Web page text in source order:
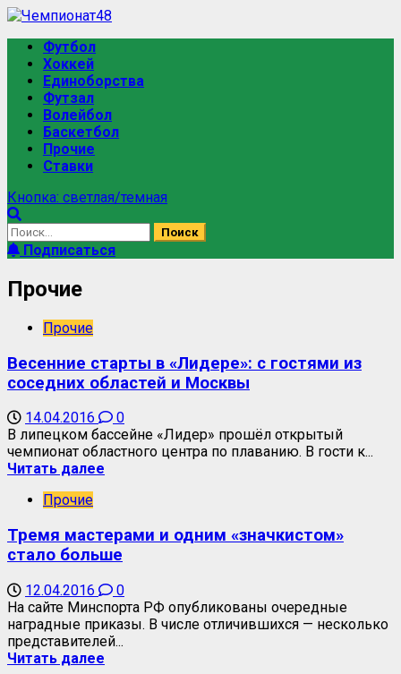
Перейти
содержимому
Основное
меню
Футбол
Хоккей
Единоборства
Футзал
Волейбол
Баскетбол
Прочие
Ставки
Кнопка: светлая/темная
Найти:
Подписаться
Прочие
Прочие
Весенние старты в «Лидере»: с гостями из
соседних областей и Москвы
14.04.2016
0
В липецком бассейне «Лидер» прошёл открытый
чемпионат областного центра по плаванию. В гости к...
Читать далее
Прочие
Тремя мастерами и одним «значкистом»
стало больше
12.04.2016
0
На сайте Минспорта РФ опубликованы очередные
наградные приказы. В числе отличившихся — несколько
представителей...
Читать далее